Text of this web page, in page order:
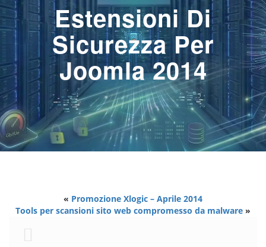
Estensioni Di
Sicurezza Per
Joomla 2014
« Promozione Xlogic – Aprile 2014
Tools per scansioni sito web compromesso da malware »